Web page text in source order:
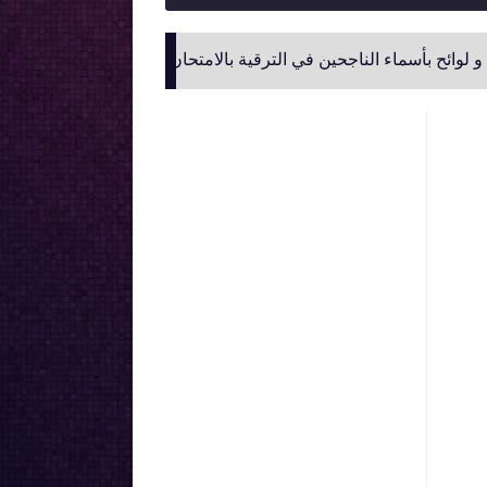
الناجحين في الترقية بالامتحان المهني لموظفي وزارة التربية الوطنية